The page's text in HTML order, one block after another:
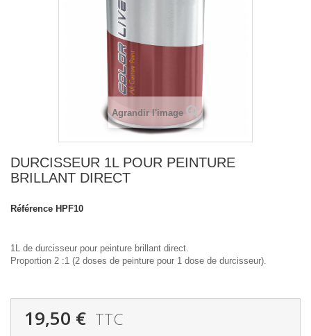
Agrandir l'image
DURCISSEUR 1L POUR PEINTURE
BRILLANT DIRECT
Référence HPF10
1L de durcisseur pour peinture brillant direct.
Proportion 2 :1 (2 doses de peinture pour 1 dose de durcisseur).
19,50 € TTC